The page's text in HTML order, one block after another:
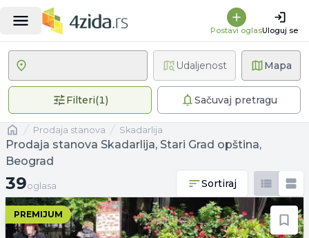
Postavi oglasUloguj se
Mapa
Filteri(1)1 primenjen filterSačuvaj pretragu
Udaljenost
Naslovnaprodaja stanova Skadarlija
Prodaja stanova Skadarlija, Stari Grad opština,
Beograd
39 oglasa
39oglasa Sortiraj
PREMIJUM